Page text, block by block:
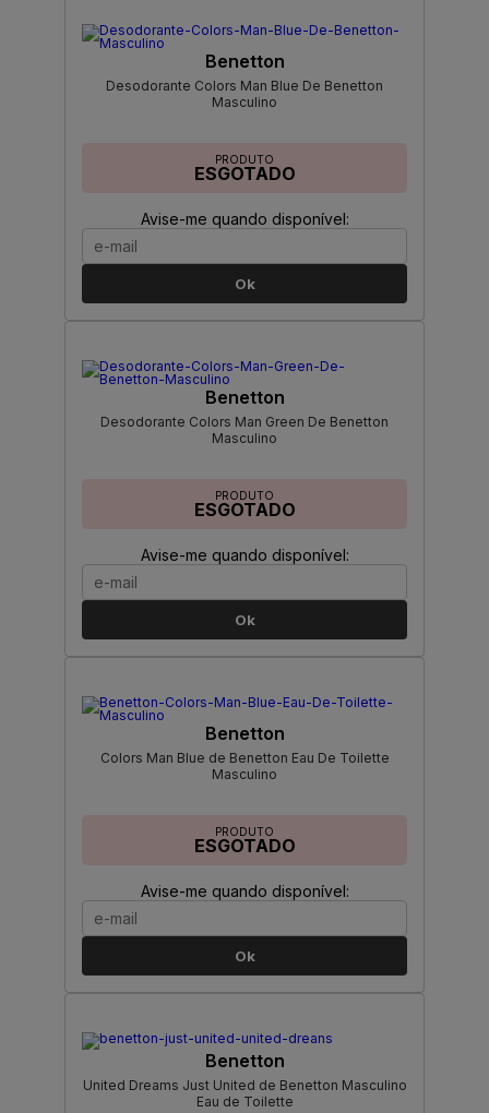
Benetton
Desodorante Colors Man Blue De Benetton
Masculino
PRODUTO
ESGOTADO
Avise-me quando disponível:
Ok
Benetton
Desodorante Colors Man Green De Benetton
Masculino
PRODUTO
ESGOTADO
Avise-me quando disponível:
Ok
Benetton
Colors Man Blue de Benetton Eau De Toilette
Masculino
PRODUTO
ESGOTADO
Avise-me quando disponível:
Ok
Benetton
United Dreams Just United de Benetton Masculino
Eau de Toilette